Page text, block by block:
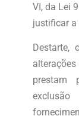
VI, da Lei
justificar a
Destarte,
prestam